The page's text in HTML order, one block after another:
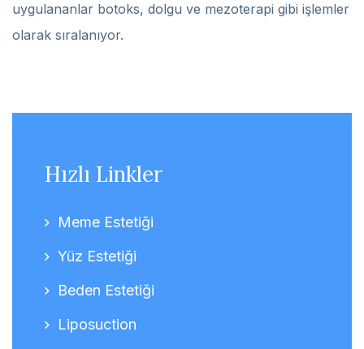
uygulananlar botoks, dolgu ve mezoterapi gibi işlemler
olarak sıralanıyor.
Hızlı Linkler
Meme Estetiği
Yüz Estetiği
Beden Estetiği
Liposuction